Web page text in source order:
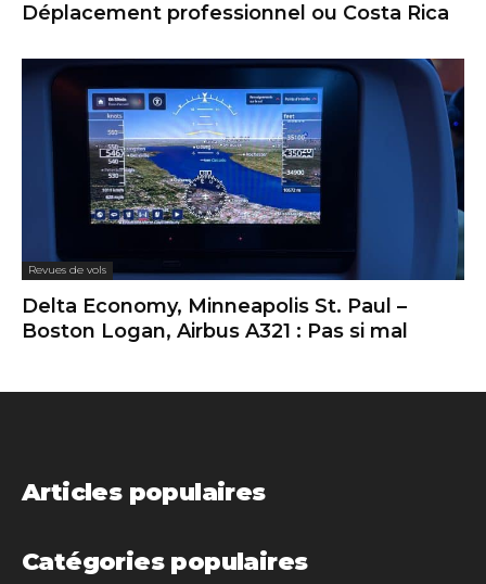
Déplacement professionnel ou Costa Rica
Revues de vols
Delta Economy, Minneapolis St. Paul –
Boston Logan, Airbus A321 : Pas si mal
Articles populaires
Catégories populaires